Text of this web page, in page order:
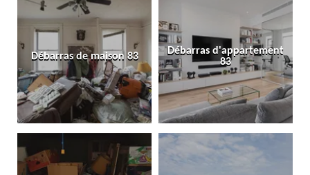
Débarras de maison 83
Débarras d'appartement
83